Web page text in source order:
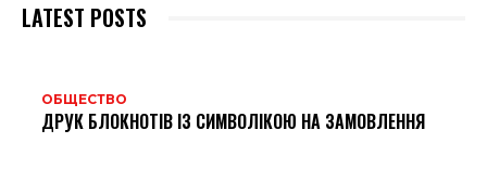
LATEST POSTS
ОБЩЕСТВО
ДРУК БЛОКНОТІВ ІЗ СИМВОЛІКОЮ НА ЗАМОВЛЕННЯ